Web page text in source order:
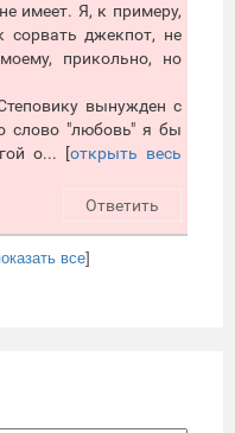
имеет. Я, к примеру,
сорвать джекпот, не
прикольно, но
вынужден с
слово "любовь" я бы
о... [открыть весь
Ответить
все]